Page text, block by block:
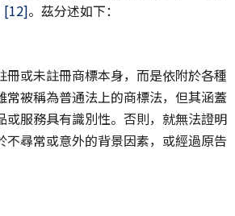
[12]。茲分述如下：
或未註冊商標本身，而是依附於各種
被稱為普通法上的商標法，但其涵蓋
服務具有識別性。否則，就無法證明
尋常或意外的背景因素，或經過原告